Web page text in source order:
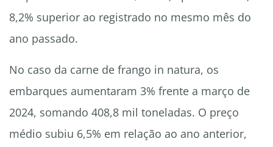
8,2% superior ao registrado no mesmo mês do
ano passado.
No caso da carne de frango in natura, os
embarques aumentaram 3% frente a março de
2024, somando 408,8 mil toneladas. O preço
médio subiu 6,5% em relação ao ano anterior,